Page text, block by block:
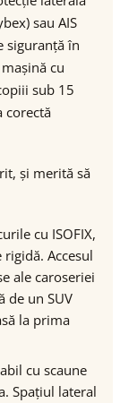
sau AIS
siguranță în
cu
sub 15
corectă
și merită să
cu ISOFIX,
Accesul
ale caroseriei
de un SUV
la prima
cu scaune
Spațiul lateral